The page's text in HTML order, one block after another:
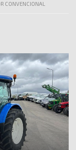
CONVENCIONAL